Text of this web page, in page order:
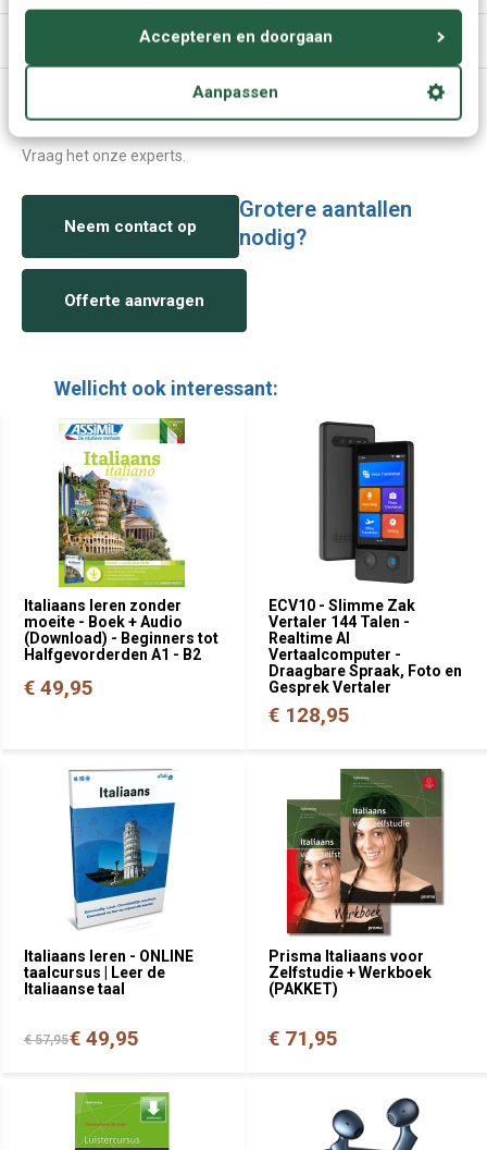
Accepteren en doorgaan
Aanpassen
Vragen of advies nodig?
Vraag het onze experts.
Neem contact op
Grotere aantallen
nodig?
Offerte aanvragen
Wellicht ook interessant:
Italiaans leren zonder
moeite - Boek + Audio
(Download) - Beginners tot
Halfgevorderden A1 - B2
€ 49,95
ECV10 - Slimme Zak
Vertaler 144 Talen -
Realtime AI
Vertaalcomputer -
Draagbare Spraak, Foto en
Gesprek Vertaler
€ 128,95
Italiaans leren - ONLINE
taalcursus | Leer de
Italiaanse taal
€ 57,95€ 49,95
Prisma Italiaans voor
Zelfstudie + Werkboek
(PAKKET)
€ 71,95